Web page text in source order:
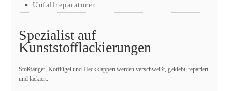
Unfallreparaturen
Spezialist auf
Kunststofflackierungen
Stoßfänger, Kotflügel und Heckklappen werden verschweißt, geklebt, repariert
und lackiert.